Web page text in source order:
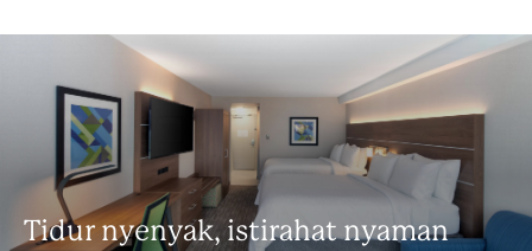
Tidur nyenyak, istirahat nyaman